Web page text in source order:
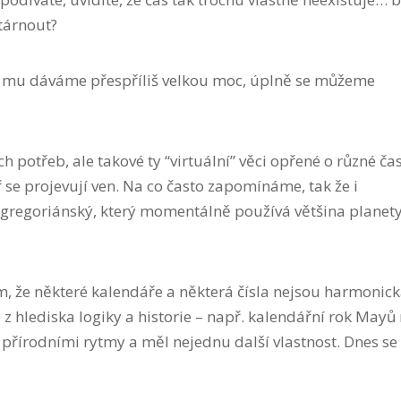
dáváme přespříliš velkou moc, úplně se můžeme
potřeb, ale takové ty “virtuální” věci opřené o různé
projevují ven. Na co často zapomínáme, tak že i
který momentálně používá většina
že některé kalendáře a některá čísla nejsou
hlediska logiky a historie – např. kalendářní rok Mayů
rytmy a měl nejednu další vlastnost. Dnes se